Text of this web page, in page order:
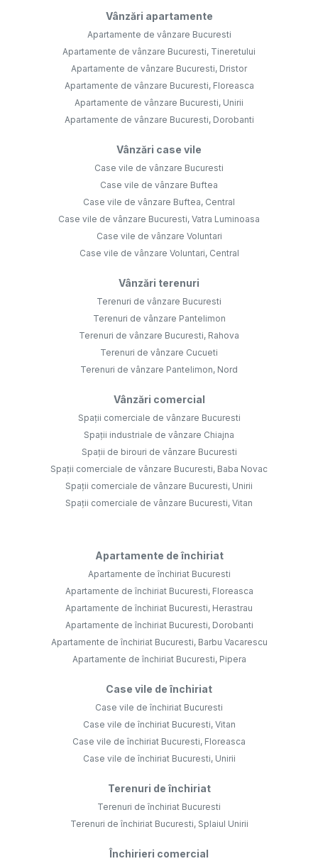
Vânzări apartamente
Apartamente de vânzare Bucuresti
Apartamente de vânzare Bucuresti, Tineretului
Apartamente de vânzare Bucuresti, Dristor
Apartamente de vânzare Bucuresti, Floreasca
Apartamente de vânzare Bucuresti, Unirii
Apartamente de vânzare Bucuresti, Dorobanti
Vânzări case vile
Case vile de vânzare Bucuresti
Case vile de vânzare Buftea
Case vile de vânzare Buftea, Central
Case vile de vânzare Bucuresti, Vatra Luminoasa
Case vile de vânzare Voluntari
Case vile de vânzare Voluntari, Central
Vânzări terenuri
Terenuri de vânzare Bucuresti
Terenuri de vânzare Pantelimon
Terenuri de vânzare Bucuresti, Rahova
Terenuri de vânzare Cucueti
Terenuri de vânzare Pantelimon, Nord
Vânzări comercial
Spații comerciale de vânzare Bucuresti
Spații industriale de vânzare Chiajna
Spații de birouri de vânzare Bucuresti
Spații comerciale de vânzare Bucuresti, Baba Novac
Spații comerciale de vânzare Bucuresti, Unirii
Spații comerciale de vânzare Bucuresti, Vitan
Apartamente de închiriat
Apartamente de închiriat Bucuresti
Apartamente de închiriat Bucuresti, Floreasca
Apartamente de închiriat Bucuresti, Herastrau
Apartamente de închiriat Bucuresti, Dorobanti
Apartamente de închiriat Bucuresti, Barbu Vacarescu
Apartamente de închiriat Bucuresti, Pipera
Case vile de închiriat
Case vile de închiriat Bucuresti
Case vile de închiriat Bucuresti, Vitan
Case vile de închiriat Bucuresti, Floreasca
Case vile de închiriat Bucuresti, Unirii
Terenuri de închiriat
Terenuri de închiriat Bucuresti
Terenuri de închiriat Bucuresti, Splaiul Unirii
Închirieri comercial